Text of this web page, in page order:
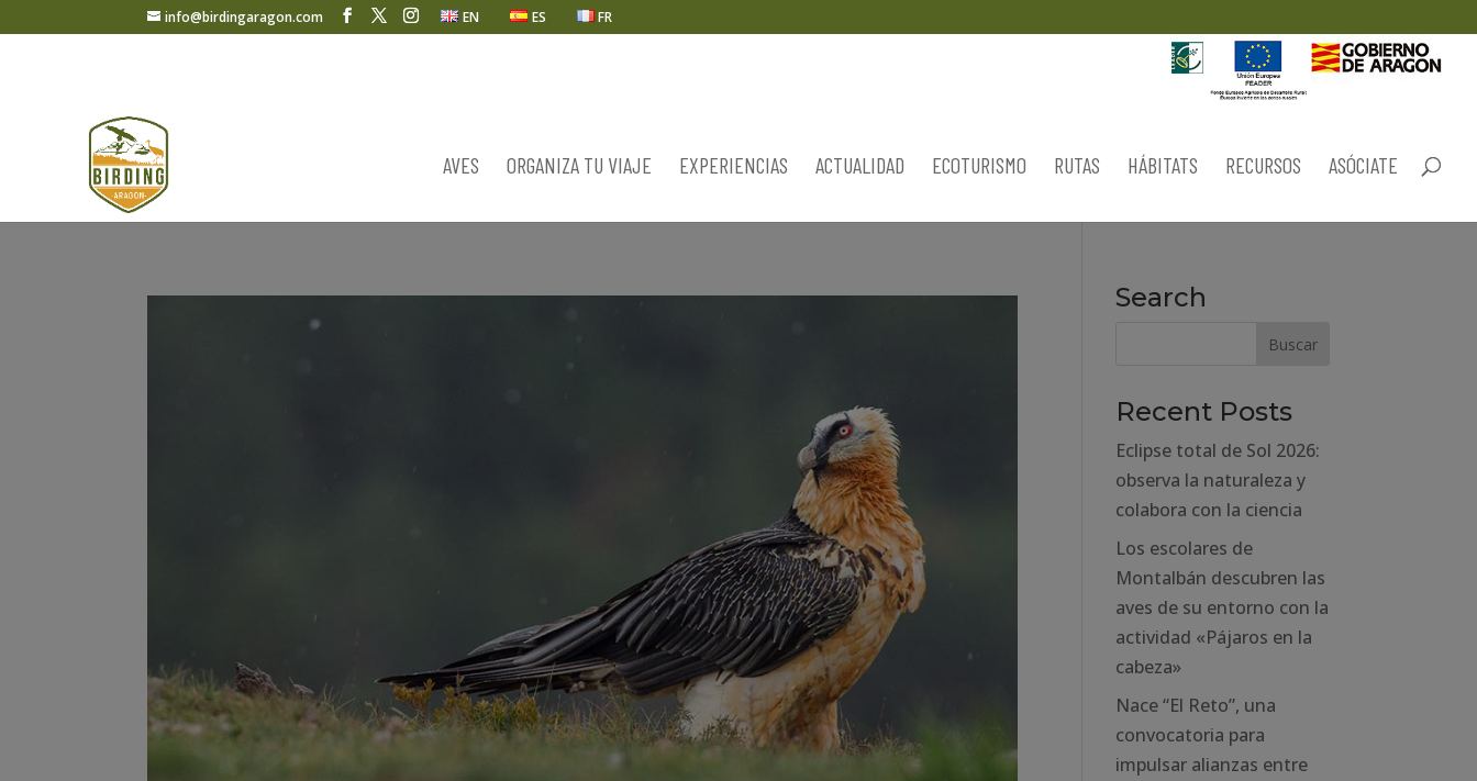
info@birdingaragon.com EN ES FR
AVES ORGANIZA TU VIAJE EXPERIENCIAS ACTUALIDAD ECOTURISMO RUTAS HÁBITATS RECURSOS ASÓCIATE
Search
Recent Posts
Eclipse total de Sol 2026:
observa la naturaleza y
colabora con la ciencia
Los escolares de
Montalbán descubren las
aves de su entorno con la
actividad «Pájaros en la
cabeza»
Nace “El Reto”, una
convocatoria para
impulsar alianzas entre